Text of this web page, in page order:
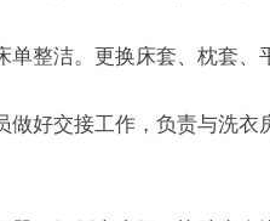
整洁。更换床套、枕套、
好交接工作，负责与洗衣